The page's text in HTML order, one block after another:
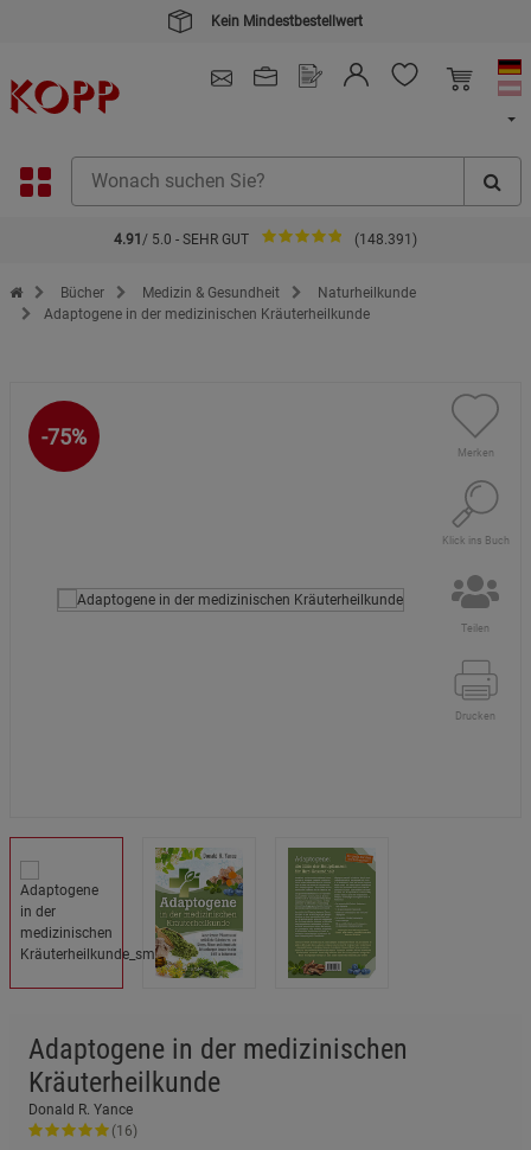
Kein Mindestbestellwert
4.91 / 5.0 - SEHR GUT (148.391)
Zur Startseite des Kopp Verlag Online-Shop
Bücher Medizin & Gesundheit
Naturheilkunde
Adaptogene in der medizinischen Kräuterheilkunde
-75%
Merken
Klick ins Buch
Teilen
Drucken
Adaptogene in der medizinischen
Kräuterheilkunde
Donald R. Yance
(16)